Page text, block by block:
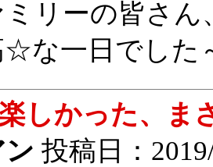
ミリーの皆さ
☆な一日でし
しかった、ま
投稿日：